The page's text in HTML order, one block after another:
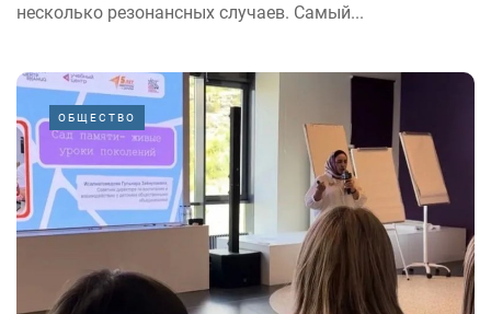
несколько резонансных случаев. Самый...
ОБЩЕСТВО